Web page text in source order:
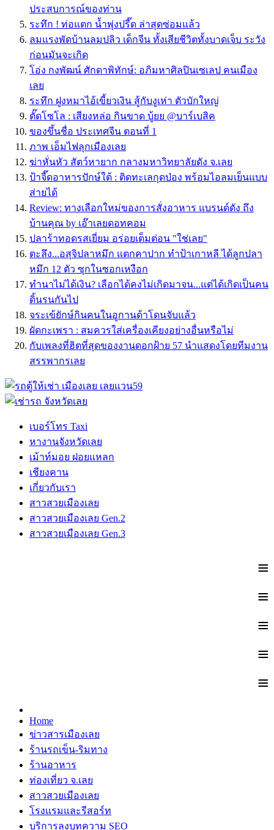
ประสบการณ์ของท่าน
ระทึก ! ท่อแตก น้ำพุ่งปรี๊ด ล่าสุดซ่อมแล้ว
ลมแรงพัดบ้านลมปลิว เด็กจีน ทั้งเสียชีวิตทั้งบาดเจ็บ ระวัง
ก่อนมันจะเกิด
โอ่ง กงพัฒน์ ศักดาพิทักษ์: อภิมหาศิลปินเซเลป คนเมือง
เลย
ระทึก ฝูงหมาไอ้เขี้ยวเงิน สู้กับงูเห่า ตัวบักใหญ่
ตั๊ดโซโล : เสียงหล่อ กินขาด บู้ยย @บาร์เบสิค
ของขึ้นชื่อ ประเทศจีน ตอนที่ 1
ภาพ เอ็มไฟลุกเมืองเลย
ฆ่าหั่นหัว สัตว์หายาก กลางมหาวิทยาลัยดัง จ.เลย
ป้าจี๊ดอาหารปักษ์ใต้ : ติดทะเลกุดป่อง พร้อมไอลมเย็นแบบ
ส่ายได้
Review: ทางเลือกใหม่ของการสั่งอาหาร แบรนด์ดัง ถึง
บ้านคุณ by เอ๊าเลยดอทคอม
ปลาร้าทอดรสเยี่ยม อร่อยเต็มต่อน "ใช่เลย"
ตะลึง...อสุจิปลาหมึก แตกคาปาก ทำป้าเกาหลี ได้ลูกปลา
หมึก 12 ตัว ซุกในซอกเหงือก
ทำนาไม่ได้เงิน? เลือกได้คงไม่เกิดมาจน...แต่ได้เกิดเป็นคน
ดิ้นรนกันไป
จระเข้ยักษ์กินคนในอูกานด้าโดนจับแล้ว
ผัดกะเพรา : สมควรใส่เครื่องเคียงอย่างอื่นหรือไม่
กับเพลงที่ฮิตที่สุดของงานดอกฝ้าย 57 นำแสดงโดยทีมงาน
สรรพากรเลย
เบอร์โทร Taxi
หางานจังหวัดเลย
เม้าท์มอย ฝอยแหลก
เชียงคาน
เกี่ยวกับเรา
สาวสวยเมืองเลย
สาวสวยเมืองเลย Gen.2
สาวสวยเมืองเลย Gen.3
≡
≡
≡
≡
≡
Home
ข่าวสารเมืองเลย
ร้านรถเข็น-ริมทาง
ร้านอาหาร
ท่องเที่ยว จ.เลย
สาวสวยเมืองเลย
โรงแรมและรีสอร์ท
บริการลงบทความ SEO